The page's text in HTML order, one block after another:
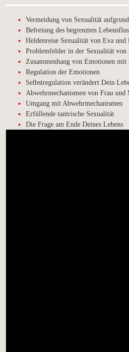
Vermeidung von Sexualität
Befreiung des begrenzten
Heldenreise Sexualität von Eva und
Problemfelder in der Sexualität von
Zusammenhang von Emotionen mit
Regulation der Emotionen
Selbstregulation verändert Dein
Abwehrmechanismen von Frau und
Umgang mit Abwehrmechanismen
Erfüllende tantrische Sexualität
Die Frage am Ende Deines Lebens